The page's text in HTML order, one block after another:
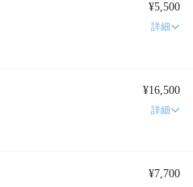
¥5,500
詳細
¥16,500
詳細
¥7,700